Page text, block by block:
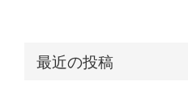
最近の投稿